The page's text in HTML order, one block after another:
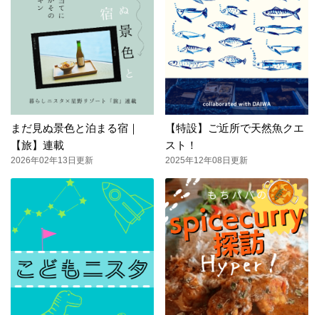
まだ見ぬ景色と泊まる宿｜
【旅】連載
2026年02年13日更新
【特設】ご近所で天然魚クエ
スト！
2025年12年08日更新